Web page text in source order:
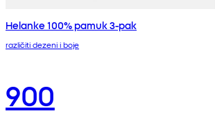
Helanke 100% pamuk 3-pak
različiti dezeni i boje
900